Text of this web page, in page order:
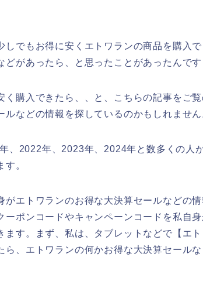
しでもお得に安くエトワランの商品を購入
どがあったら、と思ったことがあったんです
く購入できたら、、と、こちらの記事をご
ルなどの情報を探しているのかもしれません
、2022年、2023年、2024年と数多くの人
す。
がエトワランのお得な大決算セールなどの
ーポンコードやキャンペーンコードを私自
ます。まず、私は、タブレットなどで【エ
ら、エトワランの何かお得な大決算セール